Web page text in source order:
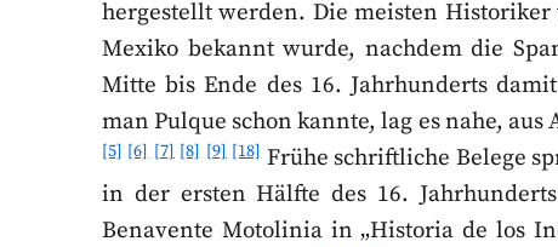
hergestellt werden. Die meisten
Mexiko bekannt wurde, nachdem die
Mitte bis Ende des 16. Jahrhunderts
man Pulque schon kannte, lag es nahe,
[5] [6] [7] [8] [9] [18]Frühe schriftliche Belege
in der ersten Hälfte des 16.
Benavente Motolinia in „Historia de los